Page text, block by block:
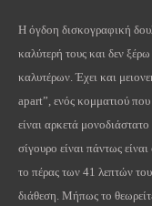
Η όγδοη δισκογραφική
καλύτερή τους και δεν
καλυτέρων. Έχει και
apart”, ενός κομματιού
είναι αρκετά
σίγουρο είναι πάντως
το πέρας των 41 λεπτών
διάθεση. Μήπως το